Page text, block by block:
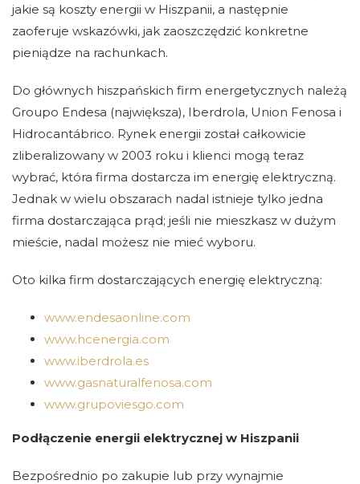
jakie są koszty energii w Hiszpanii, a następnie
zaoferuje wskazówki, jak zaoszczędzić konkretne
pieniądze na rachunkach.
Do głównych hiszpańskich firm energetycznych należą
Groupo Endesa (największa), Iberdrola, Union Fenosa i
Hidrocantábrico. Rynek energii został całkowicie
zliberalizowany w 2003 roku i klienci mogą teraz
wybrać, która firma dostarcza im energię elektryczną.
Jednak w wielu obszarach nadal istnieje tylko jedna
firma dostarczająca prąd; jeśli nie mieszkasz w dużym
mieście, nadal możesz nie mieć wyboru.
Oto kilka firm dostarczających energię elektryczną:
www.endesaonline.com
www.hcenergia.com
www.iberdrola.es
www.gasnaturalfenosa.com
www.grupoviesgo.com
Podłączenie energii elektrycznej w Hiszpanii
Bezpośrednio po zakupie lub przy wynajmie